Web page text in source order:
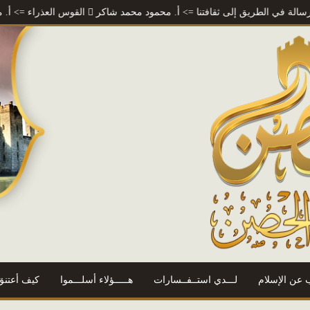
القوس العذراء=> أ. محمود إلى ثقافتنا=> أ. محمود محمد شاكر
عن الإسلام لـــدي استــفــسارات هـــــؤلاء أسلـــموا كيف